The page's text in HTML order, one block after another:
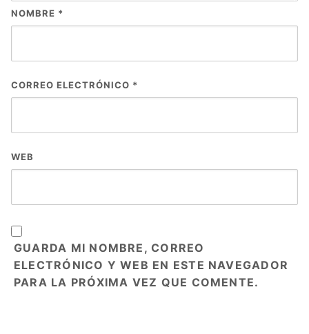
NOMBRE *
CORREO ELECTRÓNICO *
WEB
GUARDA MI NOMBRE, CORREO
ELECTRÓNICO Y WEB EN ESTE NAVEGADOR
PARA LA PRÓXIMA VEZ QUE COMENTE.